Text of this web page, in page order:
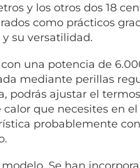
y los otros dos 18
como prácticos
su versatilidad.
una potencia de
mediante perillas
podrás ajustar el
calor que necesites en
probablemente
Se han